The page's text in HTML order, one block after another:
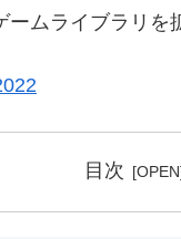
ムライブラリを
目次